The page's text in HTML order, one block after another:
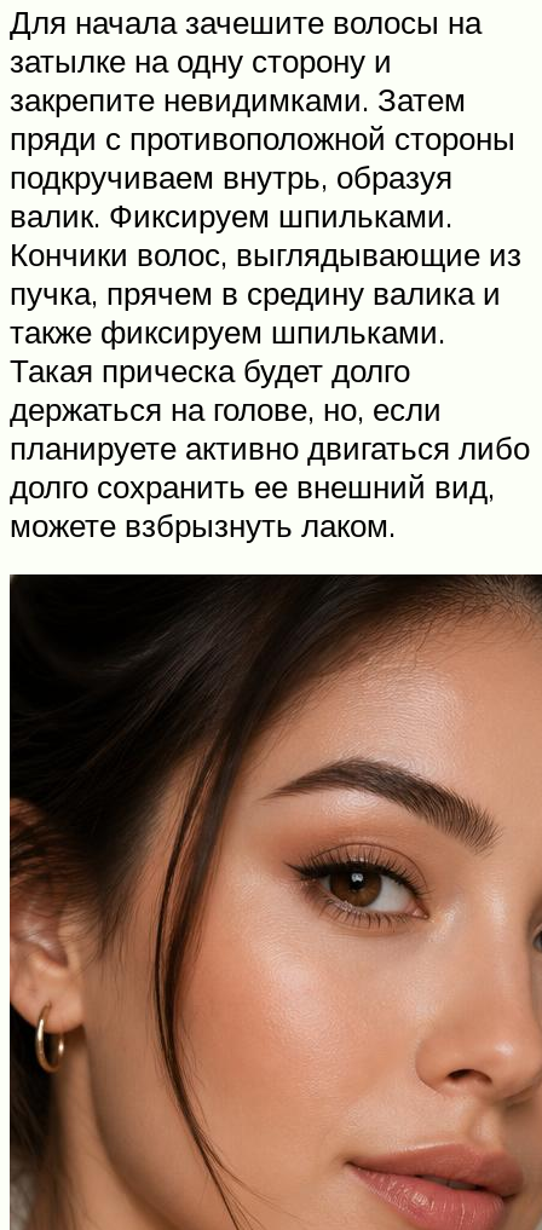
Для начала зачешите волосы на
затылке на одну сторону и
закрепите невидимками. Затем
пряди с противоположной стороны
подкручиваем внутрь, образуя
валик. Фиксируем шпильками.
Кончики волос, выглядывающие из
пучка, прячем в средину валика и
также фиксируем шпильками.
Такая прическа будет долго
держаться на голове, но, если
планируете активно двигаться либо
долго сохранить ее внешний вид,
можете взбрызнуть лаком.